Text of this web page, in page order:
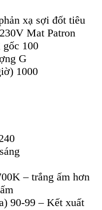
xạ sợi đốt tiêu
Mat Patron
gốc 100
G
1000
– trắng ấm hơn
90-99 – Kết xuất